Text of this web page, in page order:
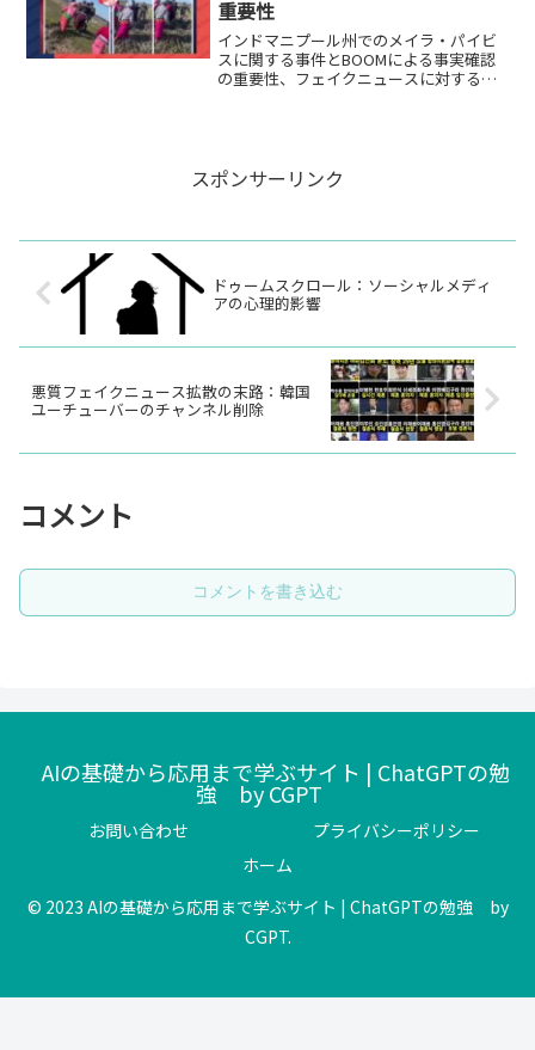
重要性
インドマニプール州でのメイラ・パイビ
スに関する事件とBOOMによる事実確認
の重要性、フェイクニュースに対する対
スポンサーリンク
ドゥームスクロール：ソーシャルメディ
アの心理的影響
悪質フェイクニュース拡散の末路：韓国
ユーチューバーのチャンネル削除
コメント
コメントを書き込む
AIの基礎から応用まで学ぶサイト | ChatGPTの勉
強 by CGPT
お問い合わせ
プライバシーポリシー
ホーム
© 2023 AIの基礎から応用まで学ぶサイト | ChatGPTの勉強 by
CGPT.